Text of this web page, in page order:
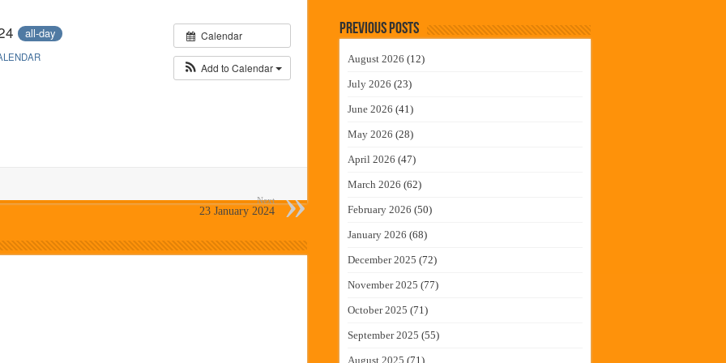
उपक्रम
समाधान शिबिरास पनवेलमध्ये उत्स्फूर्त प्रतिसाद
कामगारांना भरघोस पगारवाढ
Calendar
Add to Calendar
all-day
Next
23 January 2024
Previous Posts
August 2026 (12)
July 2026 (23)
June 2026 (41)
May 2026 (28)
April 2026 (47)
March 2026 (62)
February 2026 (50)
January 2026 (68)
December 2025 (72)
November 2025 (77)
October 2025 (71)
September 2025 (55)
August 2025 (71)